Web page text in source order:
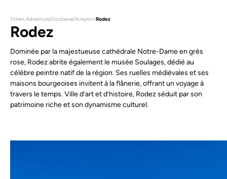
Totem Adventure/Occitanie/Aveyron/Rodez
Rodez
Dominée par la majestueuse cathédrale Notre-Dame en grès
rose, Rodez abrite également le musée Soulages, dédié au
célèbre peintre natif de la région. Ses ruelles médiévales et ses
maisons bourgeoises invitent à la flânerie, offrant un voyage à
travers le temps. Ville d’art et d’histoire, Rodez séduit par son
patrimoine riche et son dynamisme culturel.